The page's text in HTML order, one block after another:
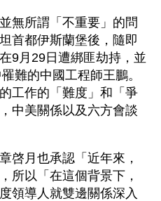
無所謂「不重要」的問
首都伊斯蘭堡後，隨即
9月29日遭綁匪劫持，並
難的中國工程師王鵬。
工作的「難度」和「爭
中美關係以及六方會談
啓月也承認「近年來，
所以「在這個背景下，
領導人就雙邊關係深入